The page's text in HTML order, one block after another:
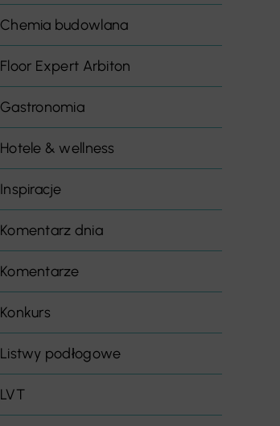
Chemia budowlana
Floor Expert Arbiton
Gastronomia
Hotele & wellness
Inspiracje
Komentarz dnia
Komentarze
Konkurs
Listwy podłogowe
LVT